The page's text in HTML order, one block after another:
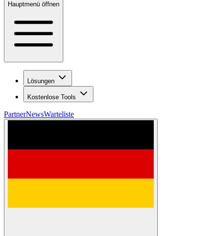
Hauptmenü öffnen
Lösungen
Kostenlose Tools
PartnerNewsWarteliste